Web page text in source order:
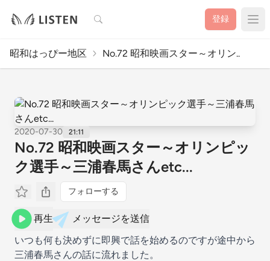
検索 登録
昭和はっぴー地区 No.72 昭和映画スター～オリン..
2020-07-30 21:11
No.72 昭和映画スター～オリンピッ
ク選手～三浦春馬さんetc...
フォローする
再生
メッセージを送信
いつも何も決めずに即興で話を始めるのですが途中から
三浦春馬さんの話に流れました。